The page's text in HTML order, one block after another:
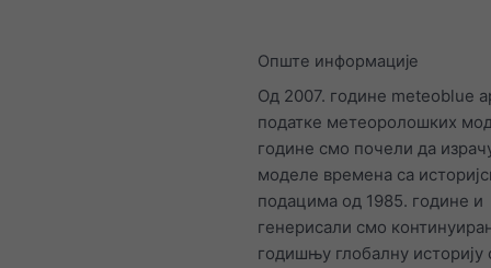
Опште информације
Од 2007. године meteoblue
податке метеоролошких
године смо почели да
моделе времена са
подацима од 1985. године и
генерисали смо
годишњу глобалну историју